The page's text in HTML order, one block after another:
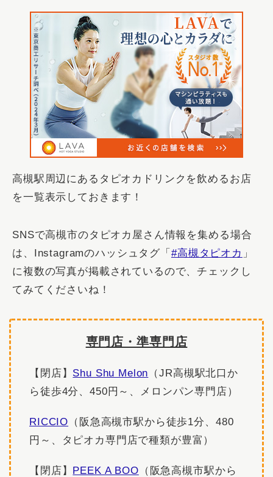
高槻駅周辺にあるタピオカドリンクを飲めるお店
を一覧表示しておきます！
SNSで高槻市のタピオカ屋さん情報を集める場合
は、Instagramのハッシュタグ「 #高槻タピオカ 」
に複数の写真が掲載されているので、チェックし
てみてくださいね！
専門店・準専門店
【閉店】 Shu Shu Melon （JR高槻駅北口か
ら徒歩4分、450円～、メロンパン専門店）
RICCIO （阪急高槻市駅から徒歩1分、480
円～、タピオカ専門店で種類が豊富）
【閉店】 PEEK A BOO （阪急高槻市駅から